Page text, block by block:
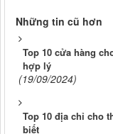
Những tin cũ hơn
Top 10 cửa hàng
hợp lý
(19/09/2024)
Top 10 địa chỉ cho
biết